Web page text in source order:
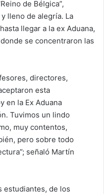
de Bélgica”,
lleno de alegría. La
llegar a la ex Aduana,
se concentraron las
directores,
esta
en la Ex Aduana
Tuvimos un lindo
muy contentos,
pero sobre todo
señaló Martín
estudiantes, de los